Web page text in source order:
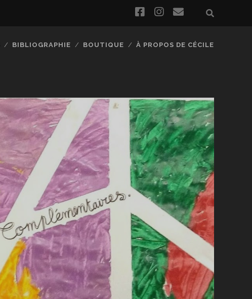
facebookinstagram
email
BIBLIOGRAPHIE BOUTIQUE À PROPOS DE CÉCILE